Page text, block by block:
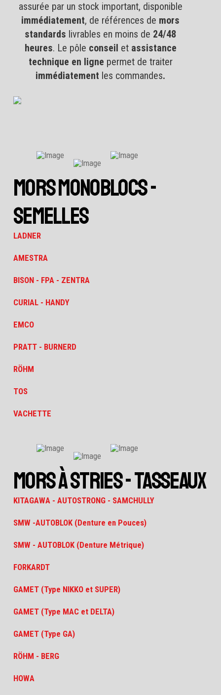
assurée par un stock important, disponible
immédiatement, de références de mors
standards livrables en moins de 24/48
heures. Le pôle conseil et assistance
technique en ligne permet de traiter
immédiatement les commandes.
MORS MONOBLOCS -
SEMELLES
LADNER
AMESTRA
BISON - FPA - ZENTRA
CURIAL - HANDY
EMCO
PRATT - BURNERD
RÖHM
TOS
VACHETTE
MORS À STRIES - TASSEAUX
KITAGAWA - AUTOSTRONG - SAMCHULLY
SMW -AUTOBLOK (Denture en Pouces)
SMW - AUTOBLOK (Denture Métrique)
FORKARDT
GAMET (Type NIKKO et SUPER)
GAMET (Type MAC et DELTA)
GAMET (Type GA)
RÖHM - BERG
HOWA